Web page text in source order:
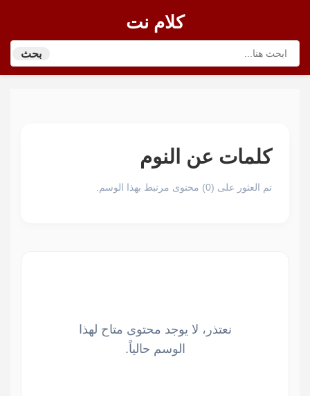
كلام نت
بحث
كلمات عن النوم
تم العثور على (0) محتوى مرتبط بهذا الوسم.
نعتذر، لا يوجد محتوى متاح لهذا
الوسم حالياً.